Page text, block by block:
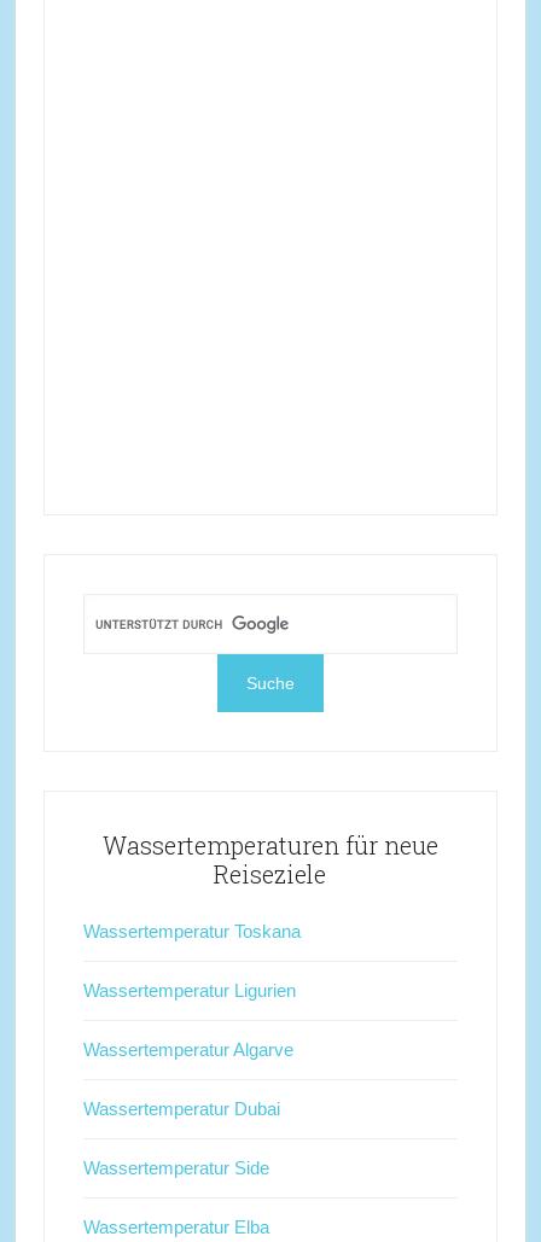
Wassertemperaturen für neue
Reiseziele
Wassertemperatur Toskana
Wassertemperatur Ligurien
Wassertemperatur Algarve
Wassertemperatur Dubai
Wassertemperatur Side
Wassertemperatur Elba